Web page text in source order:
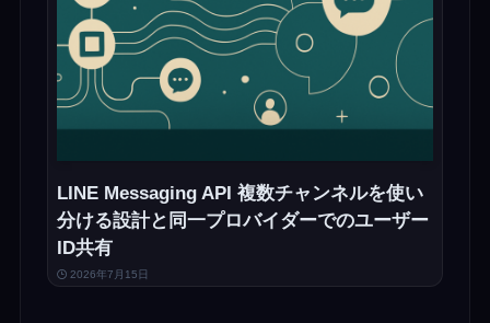
LINE Messaging API 複数チャンネルを使い
分ける設計と同一プロバイダーでのユーザー
ID共有
2026年7月15日